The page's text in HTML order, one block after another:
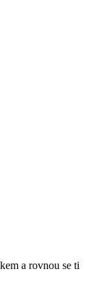
a rovnou se ti